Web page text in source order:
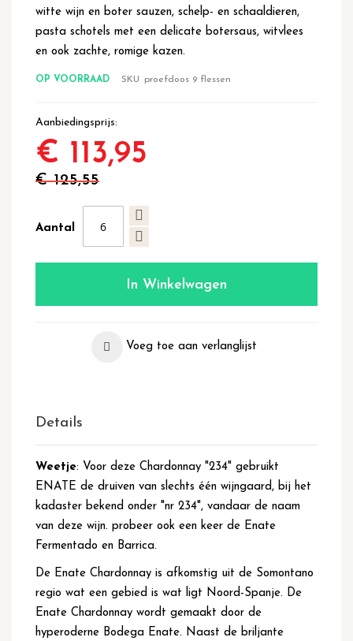
witte wijn en boter sauzen, schelp- en schaaldieren,
pasta schotels met een delicate botersaus, witvlees
en ook zachte, romige kazen.
OP VOORRAAD SKU proefdoos 9 flessen
Aanbiedingsprijs
€ 113,95
€ 125,55
Aantal
In Winkelwagen
Voeg toe aan verlanglijst
Details
Weetje: Voor deze Chardonnay "234" gebruikt
ENATE de druiven van slechts één wijngaard, bij het
kadaster bekend onder "nr 234", vandaar de naam
van deze wijn. probeer ook een keer de Enate
Fermentado en Barrica.
De Enate Chardonnay is afkomstig uit de Somontano
regio wat een gebied is wat ligt Noord-Spanje. De
Enate Chardonnay wordt gemaakt door de
hyperoderne Bodega Enate. Naast de briljante